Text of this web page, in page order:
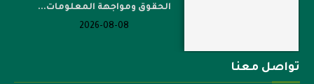
الحقوق ومواجهة المعلومات...
2026-08-08
تواصل معنا